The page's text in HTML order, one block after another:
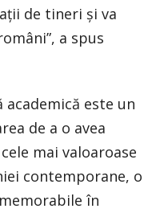
de tineri și va
a spus
este un
de a o avea
mai valoaroase
contemporane, o
în